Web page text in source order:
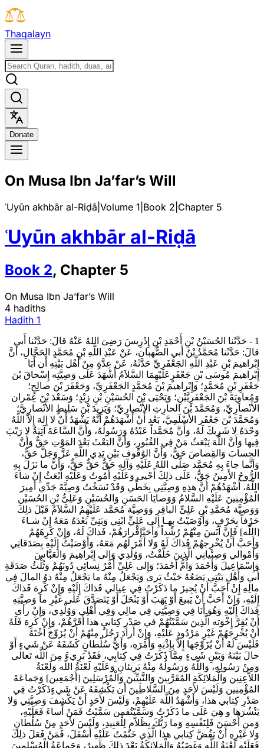
Thaqalayn
Donate
On Musa Ibn Ja’far’s Will
ʿUyūn akhbār al-Riḍā Volume 1 Book 2 Chapter 5
ʿUyūn akhbār al-Riḍā
Book 2, Chapter 5
On Musa Ibn Ja’far’s Will
4 hadiths
Hadith 1
1 - حَدَّثَنا الحُسَيْنُ بْنِ أَحْمَدِ بْنِ إِدْرِيسَ‏ رَضِىَ اللهُ عَنْهُ قالَ: حَدَّثَنا أَبي
قالَ: حَدَّثَنا مُحَمَّدُ بْنُ أَبي الصُّهبان، عَنْ عَبْدِ اللَّهِ بْنِ مُحَمَّدٍ الحَجَّالِ، أَنَّ
إِبْراهيمَ بْنِ عَبْدِ اللَّهِ الجَعْفَرِيِّ حَدَّثَهُ، عَنْ عِدَّةٍ مِنْ أَهْل بَيْتِهِ أَن أَبَا
إِبْراهيمَ مُوسَى بْنِ جَعْفَرٍعَلَيْهِمَا السَّلاَمُ أَشْهَدَ عَلَى وَصِيَّتِه إِسْحاقَ بْنَ
جَعْفَرِ بْنِ مُحَمَّدٍ؛ وَإِبْراهيمَ بْنَ مُحَمَّدٍ الجَعْفَرِيِّ، وَجَعْفَرَ بْنَ صالِحٍ؛
وَمُعاوِيَةَ بْنَ الجَعْفَرِيَّيْنِ؛ وَيَحْيَى بْنَ الحُسَيْنِ بْنِ زِيْدٍ؛ وَسَعْدَ بْنَ عِمْران
الأَنْصارِيِّ، وَمُحَمَّدَ بْنَ الحارِثِ الأَنْصارِيِّ؛ وَيَزِيدَ بْنَ سَلِيطٍ الأَنْصارِيَّ؛
وَمُحَمَّدَ بْنَ جَعْفَر الأَسْلَمِيَّ، بَعْد أَنْ أَشْهَدَهُمْ أَنَّهُ يَشْهَدُ أَنْ لا إِلهَ إِلاّ اللَّهُ
وَحْدَهُ لا شَرِيكَ لَهُ، وَأَنَّ مُحَمَّداً عَبْدُهُ وَرَسُولُهُ، وَأَنَّ السَّاعَةَ آتِيَةٌ لا رَيْبَ
فِيها وَأَنَّ اللَّهَ يَبْعَثُ مَنْ فِي القُبُورِ، وَأَنَّ البَعْثَ بَعْدَ المَوْتِ حَقٌّ وَأَنَّ
الحِسابَ وَالقِصاصَ حَقٌّ، وَأَنَّ الوُقُوف بَيْنِ يَدِي اللَّهِ عَزَّ وَجَلَّ حَقٌّ،
وَاَنَّما جاءَ بِهِ مُحَمَّد صَلَّى اللهُ عَلَيْهِ وَآلِهِ حَقٌّ حَقٌّ حَقٌّ، وَأَنَّ ما نَزَلَ بِهِ
الرُّوحُ الأَمِينُ حَقٌّ، عَلَى ذلِكَ أَحْيى وَعَلَيْهِ أَمُوتُ وَعَلَيْهِ اُبْعَثُ إِنْ شاءَ
اللَّهُ، أَشْهَدُهُمْ أَنَّ هذِهِ وَصِيَّتِي بِخَطِّي وَقَدْ نَسَخْتُ وَصِيَّةَ جَدِّي أَمِيرَ
الْمُؤْمِنِينَ‏ عَلَيْهِ السَّلامُ وَوَصايَا الحَسَنِ وَالحُسَيْنِ وَعَلِىُّ بْنِ الحُسَيْن
وَوَصِيَّة مُحَمَّدِ بْنِ عَلِىٍّ الباقِرِ وَوَصِيَّة مُحَمَّد عَلَيْهِمُ السَّلاَمُ قَبْلَ ذلِكَ
حَرْفاً بِحَرْفٍ، وَأَوْصَيْتُ بِهـا إِلى عَلِيٍّ ابْنِي وَبَنِيِّ بَعْدَهُ مَعَهُ إِنْ شـاءَ
[اللَّه] فَإِنَّ آنَسَ مِنْهُمْ رُشْداً وَأَحَبَّإِقْرارَهُمْ، فَذاكَ لَهُ، وَإِنْ كَرِهَهُمْ
وَأَحَبَّ أَنْ يُخْرِجهُمْ فَذاكَ لَهُ وَلا أَمْرَ لَهُم مَعَهُ، وَأَوْصَيْتُ إِلَيْهِ بِصَدَقاتِي
وَأَمْوالي وَصِبْيانِي الَّذِينَ خَلَّفْتُ، وَوُلْدِي وَإِلى إِبْراهِيمَ وَالعَبَّاسَ
وَإِسْمَاعِيلَ وَأحْمَدَ وَاُمُّ أحْمَدَ؛ وَإِلى عَلِيِّ أَمْرُ نِسائِي دُونَهُمْ وَثُلْثُ صَدَقَةِ
أَبي وَأَهْلِ بَيْتِي يَضَعُهُ حَيْثُ يَرى‏ وَيَجْعَلُ مِنْهُ ما يَجْعَلُ مِنْهُ ذوُ المالَ فِي
مالِهِ إِنْ أَحَبَّ أَنْ يُجِيزَ ما ذَكَرْتُ فِي عِيالي فَذاكَ إِلَيْهِ وَإِنْ كَرِهَ فَذاكَ
إِلَيْهِ، وَإِنْ أَحَبَّ أَنْ يَبيعَ أَوْ يَهَبَ أَوْ يَنْحَلَ أَوْ يَتَصَدَّقَ عَلَى غَيْرِ ما وَصِيَّتِهِ
فَذاكَ إِلَيْهِ وَهُوَ أَنَا فِي وَصِيَّتِي فِي مالِي وَفِي أَهْلِي وَوُلْدِي، وَإِنْ رأى‏
أَنْ يُقِرَّ إِخْوَته الَّذِينَ سَمَّيْتُهُمْ في صَدْرِ كِتابي هذا أَقَرَّهُمْ، وَإِنْ كَرِهَ فَلَهُ
أَنْ يُخْرِجَهُمْ غَيْرِ مَرْدُودٍ عَلَيْهِ، وَإِنْ أَرادَ رَجُلٌ مِنْهُمْ أَنْ يُزَوِّجَ اُخْتَهُ
فَلَيْسَ لَهُ أَنْ يُزَوِّجَها إِلاّ بِإِذْنِهِ وَأَمْرَهِ، وَأَيُّ سُلْطانٍ كَشَفَهُ عَنْ شَي‏ءٍ أَوْ
حالَ بَيْنَهُ وَبَيْنِ شَي‏ءٍ مِمَّا ذَكَرْتُ فِي كِتابِي، فَقَدْ بَرِي‏ءَ مِنَ اللَّه تَعالى‏
وَمِنْ رَسُولِهِ، وَاللَّهُ وَرَسُولُهُ مِنْهُ بَرِيئانِ وَعَلَيْهِ لَعْنَةُ اللَّه وَلَعْنَةُ
اللاَّعِنِين وَالْمَلائِكَةِ المُقَرَّبِينَ وَالنَّبِيِّينَ وَالْمُرْسَلِينَ [أَجْمَعِين] وَجَماعَةَ
المُؤْمِنِين وَلَيْسَ لأَحَدٍ مِنَ السَّلاطِينَ أَن يَكْشِفَهُ عَنْ شَي‏ءٍذَكَرْتُ فِي
صَدْرِ كِتابي هذا، وَأَشْهَدُ اللَّهَ عَلَيْهِمْ، وَلَيْسَ لأَحَدٍ أَنْ يَكْشِفَ وَصِيَّتِي وَلا
يَنْشُرَها و هِيَ عَلَى ما ذَكَرْتُ وَسَمَّيْتُفمن سَمَّيْتُ فَمَنْ أَساءَ فَعَلَيْهِ،
وَمن أَحْسَنَ فَلِنَفْسِهِ وَما رَبُّكَ بِظَلاّمٍ لِلْعَبِيدِ، وَلَيْسَ لأَحَدٍ مِنْ سُلْطانٍ
وَلا غَيْرِهِ أَنْ يَفُضَّ كِتابي هذا الَّذِي خَتَمْتُ عَلَيْهِ أَسْفَلَ، فَمَنْ فَعَلَ ذلِكَ
فَعَلَيْهِ لَعْنَةُ اللَّهِ وَغَضَبُهُ وَالْمَلائِكَةُ بَعْدَ ذلِكَ ظَهِيرٌ، وَجَماعَةُ الْمُسْلِمِينَ